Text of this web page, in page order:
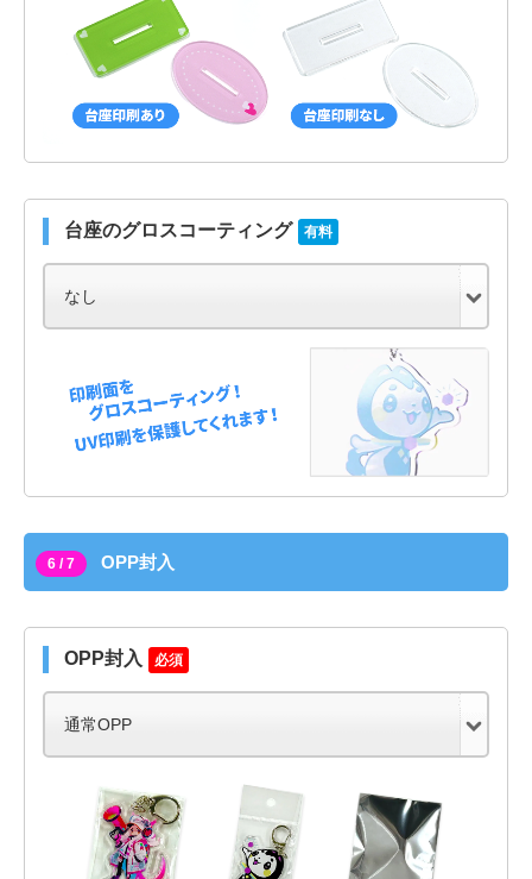
台座のグロスコーティング 有料
6 / 7 OPP封入
OPP封入 必須